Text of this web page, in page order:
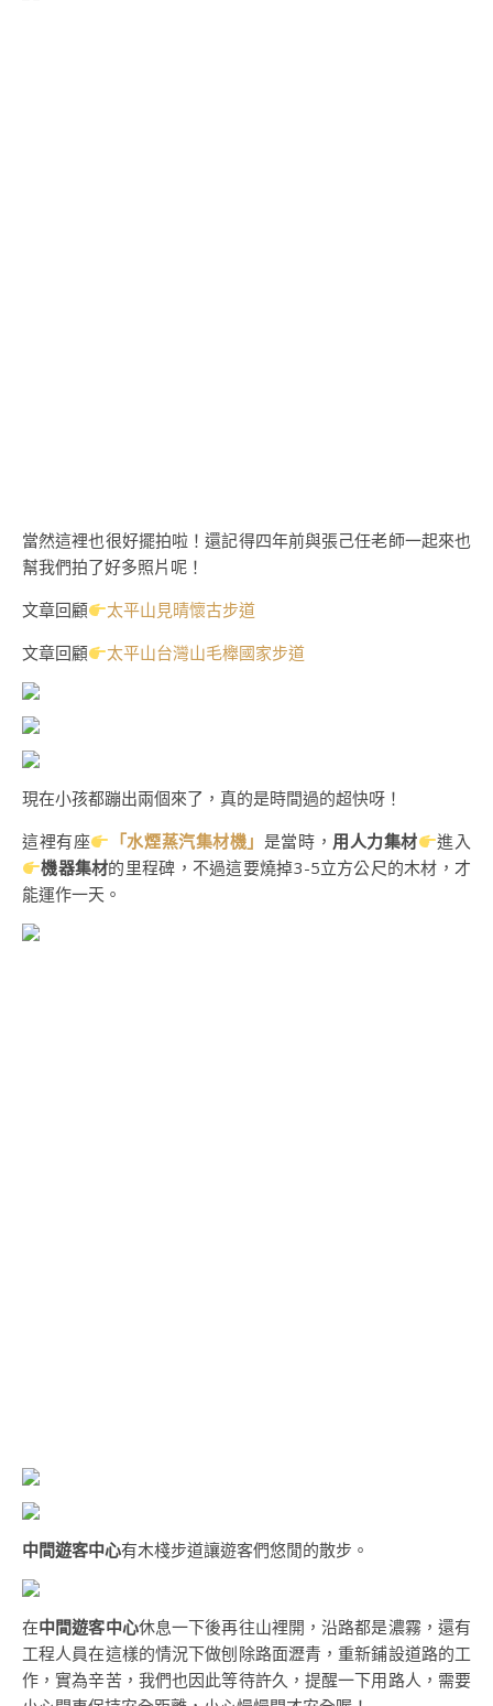
當然這裡也很好擺拍啦！還記得四年前與張己任老師一起來也
幫我們拍了好多照片呢！
文章回顧
太平山見晴懷古步道
文章回顧
太平山台灣山毛櫸國家步道
現在小孩都蹦出兩個來了，真的是時間過的超快呀！
這裡有座
「水煙蒸汽集材機」 是當時， 用人力集材
進入
機器集材的里程碑，不過這要燒掉3-5立方公尺的木材，才
能運作一天。
中間遊客中心有木棧步道讓遊客們悠閒的散步。
在中間遊客中心休息一下後再往山裡開，沿路都是濃霧，還有
工程人員在這樣的情況下做刨除路面瀝青，重新鋪設道路的工
作，實為辛苦，我們也因此等待許久，提醒一下用路人，需要